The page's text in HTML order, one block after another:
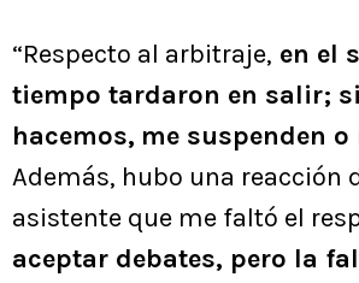
“Respecto al arbitraje, en el
tiempo tardaron en salir;
hacemos, me suspenden
Además, hubo una reacción
asistente que me faltó el
aceptar debates, pero la